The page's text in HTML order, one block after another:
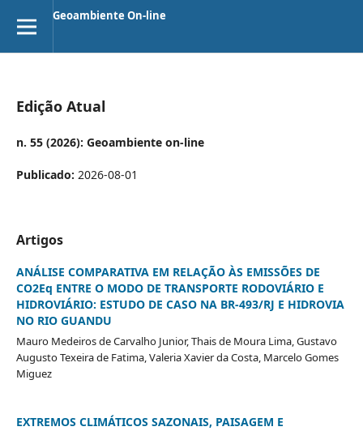
Geoambiente On-line
Edição Atual
n. 55 (2026): Geoambiente on-line
Publicado: 2026-08-01
Artigos
ANÁLISE COMPARATIVA EM RELAÇÃO ÀS EMISSÕES DE
CO2Eq ENTRE O MODO DE TRANSPORTE RODOVIÁRIO E
HIDROVIÁRIO: ESTUDO DE CASO NA BR-493/RJ E HIDROVIA
NO RIO GUANDU
Mauro Medeiros de Carvalho Junior, Thais de Moura Lima, Gustavo
Augusto Texeira de Fatima, Valeria Xavier da Costa, Marcelo Gomes
Miguez
EXTREMOS CLIMÁTICOS SAZONAIS, PAISAGEM E